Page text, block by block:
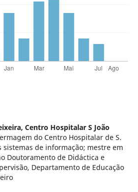
Centro Hospitalar S João
do Centro Hospitalar de S.
sistemas de informação; mestre em
Doutoramento de Didáctica e
Departamento de Educação